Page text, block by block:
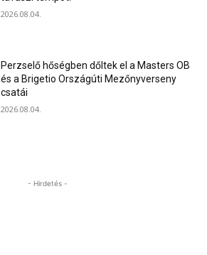
2026.08.04.
Perzselő hőségben dőltek el a Masters OB
és a Brigetio Országúti Mezőnyverseny
csatái
2026.08.04.
- Hirdetés -